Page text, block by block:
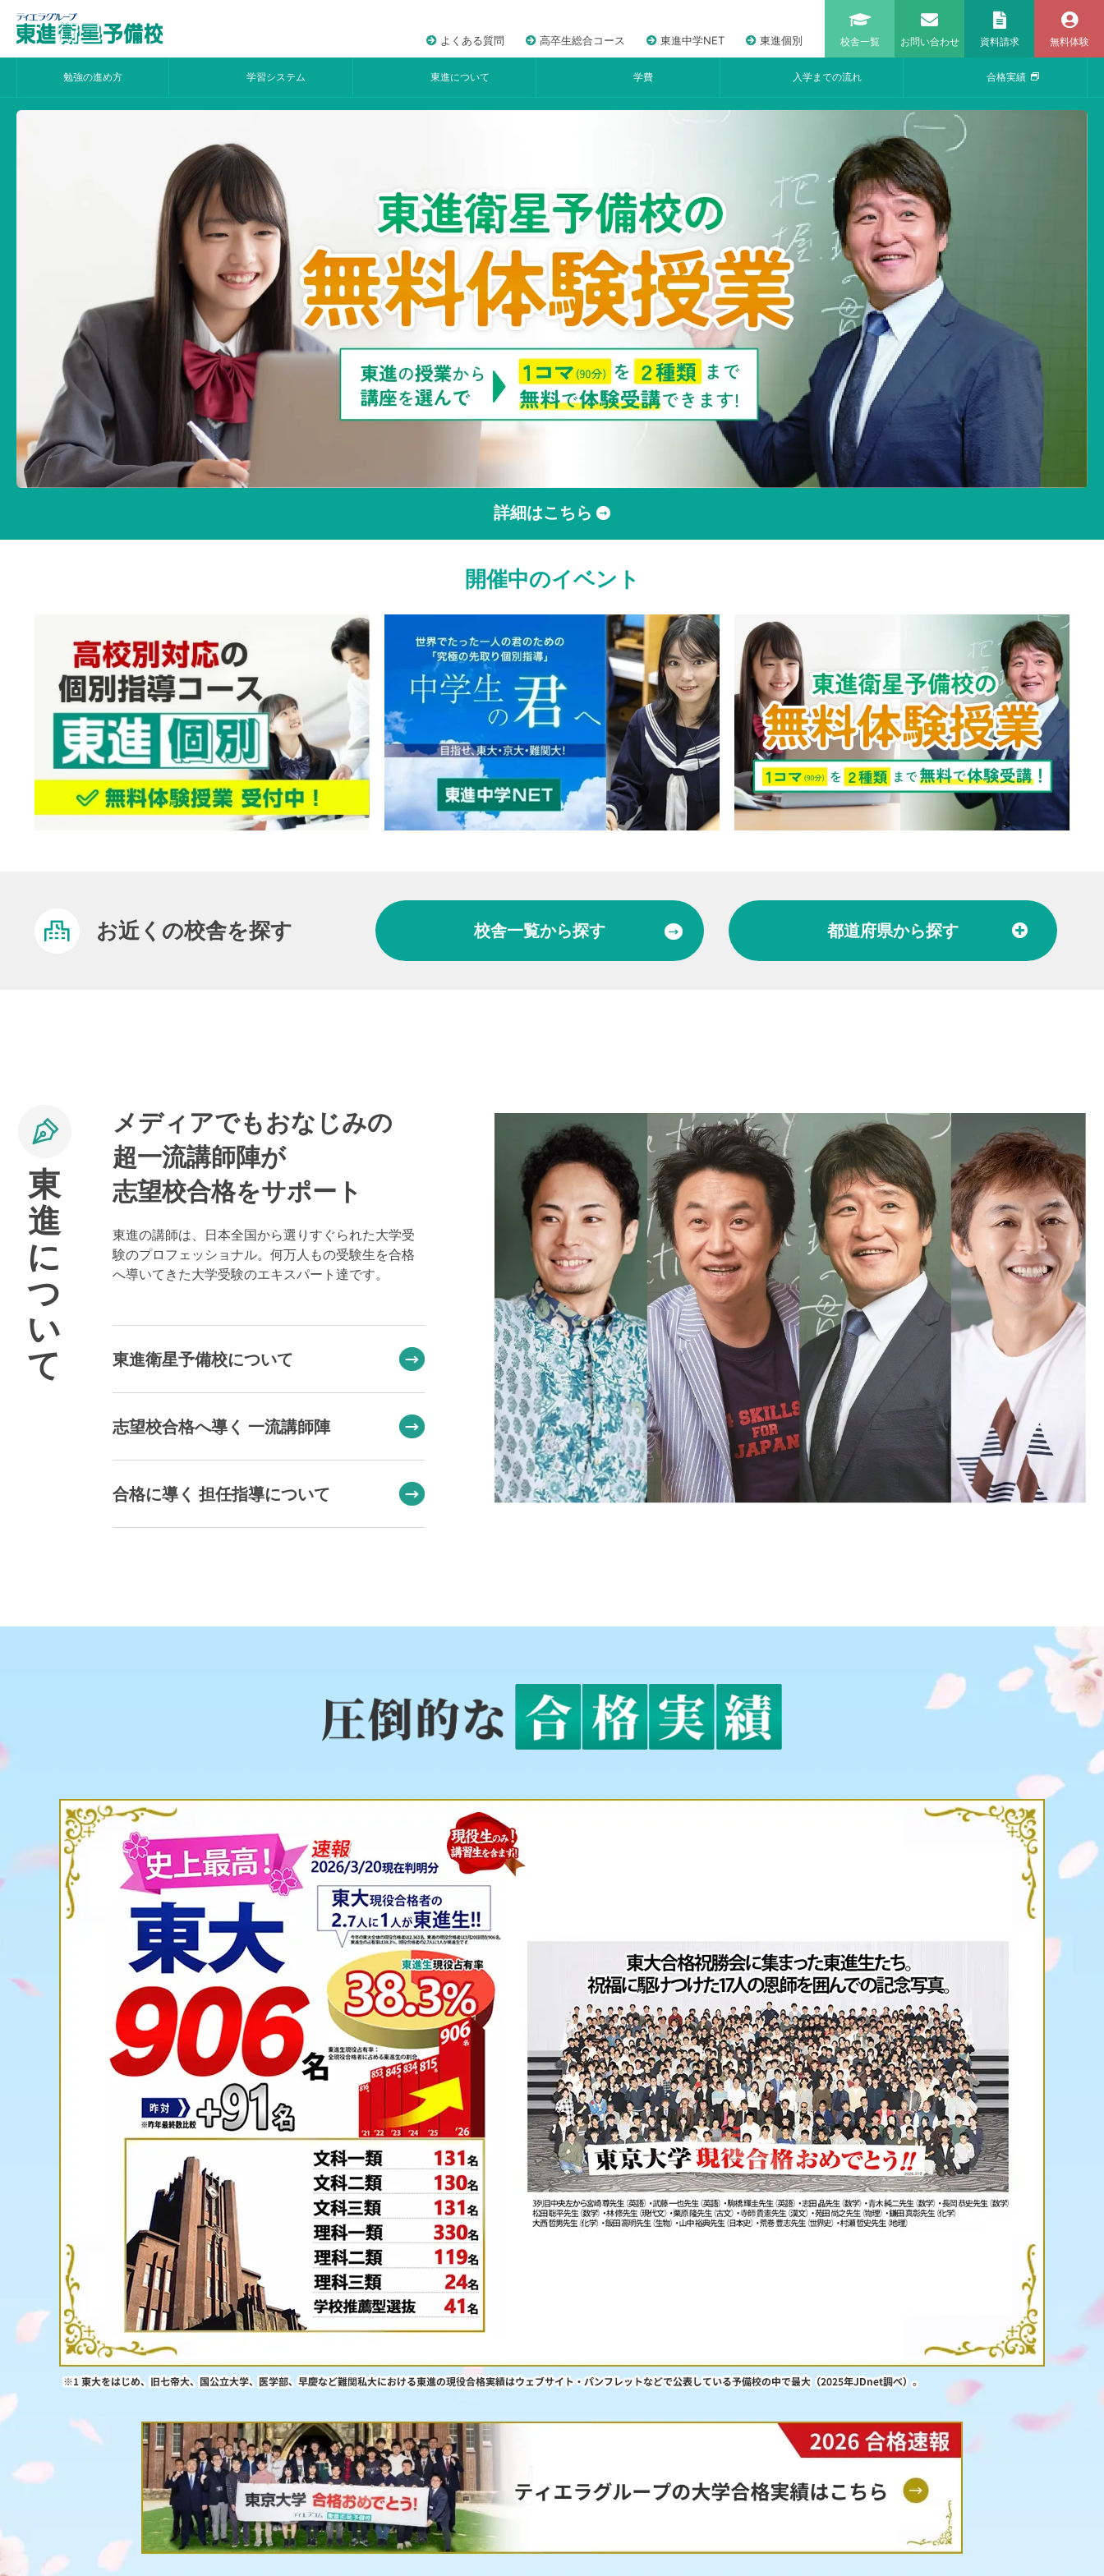
よくある質問 高卒生総合コース 東進中学NET 東進個別 校舎一覧 お問い合わせ 資料請求 無料体験
勉強の進め方 学習システム 東進について 学費 入学までの流れ 合格実績
詳細はこちら
開催中のイベント
お近くの校舎を探す 校舎一覧から探す 都道府県から探す
中国 山口県
九州 福岡県 熊本県 長崎県
東
進
に
つ
い
て
メディアでもおなじみの
超一流講師陣が
志望校合格をサポート
東進の講師は、日本全国から選りすぐられた大学受
験のプロフェッショナル。何万人もの受験生を合格
へ導いてきた大学受験のエキスパート達です。
東進衛星予備校について
志望校合格へ導く 一流講師陣
合格に導く 担任指導について